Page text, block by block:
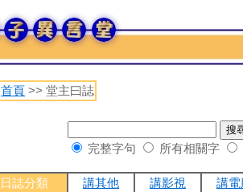
首頁 >> 堂主曰誌
完整字句 所有相關字
日誌分類 講其他 講影視 講電